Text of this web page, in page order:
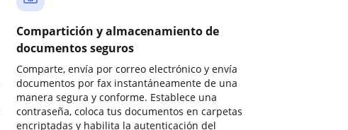
Compartición y almacenamiento de
documentos seguros
Comparte, envía por correo electrónico y envía
documentos por fax instantáneamente de una
manera segura y conforme. Establece una
contraseña, coloca tus documentos en carpetas
encriptadas y habilita la autenticación del